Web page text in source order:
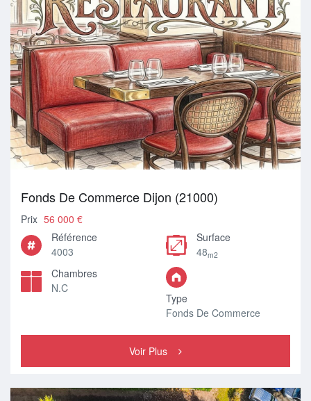
Fonds De Commerce Dijon (21000)
Prix 56 000 €
Référence
4003
Surface
48m2
Chambres
N.C
Type
Fonds De Commerce
Voir Plus